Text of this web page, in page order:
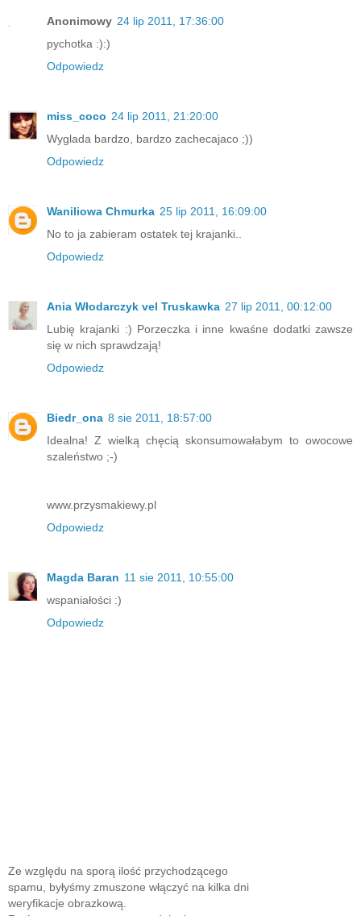
Anonimowy 24 lip 2011, 17:36:00
pychotka :):)
Odpowiedz
miss_coco 24 lip 2011, 21:20:00
Wyglada bardzo, bardzo zachecajaco ;))
Odpowiedz
Waniliowa Chmurka 25 lip 2011, 16:09:00
No to ja zabieram ostatek tej krajanki..
Odpowiedz
Ania Włodarczyk vel Truskawka 27 lip 2011, 00:12:00
Lubię krajanki :) Porzeczka i inne kwaśne dodatki zawsze
się w nich sprawdzają!
Odpowiedz
Biedr_ona 8 sie 2011, 18:57:00
Idealna! Z wielką chęcią skonsumowałabym to owocowe
szaleństwo ;-)
www.przysmakiewy.pl
Odpowiedz
Magda Baran 11 sie 2011, 10:55:00
wspaniałości :)
Odpowiedz
Ze względu na sporą ilość przychodzącego
spamu, byłyśmy zmuszone włączyć na kilka dni
weryfikacje obrazkową.